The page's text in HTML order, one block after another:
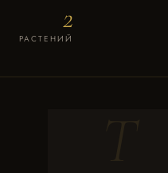
2
РАСТЕНИЙ